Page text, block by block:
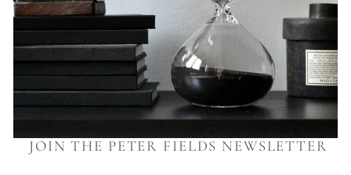
JOIN THE PETER FIELDS NEWSLETTER